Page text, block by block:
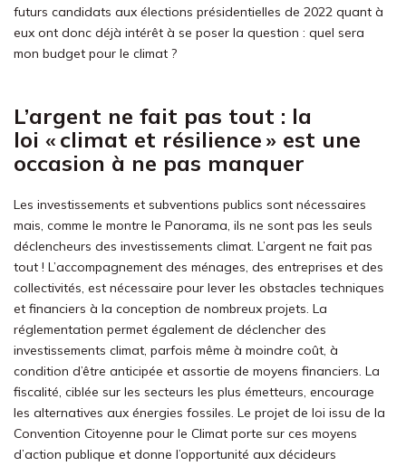
futurs candidats aux élections présidentielles de 2022 quant à
eux ont donc déjà intérêt à se poser la question : quel sera
mon budget pour le climat ?
L’argent ne fait pas tout : la
loi « climat et résilience » est une
occasion à ne pas manquer
Les investissements et subventions publics sont nécessaires
mais, comme le montre le Panorama, ils ne sont pas les seuls
déclencheurs des investissements climat. L’argent ne fait pas
tout ! L’accompagnement des ménages, des entreprises et des
collectivités, est nécessaire pour lever les obstacles techniques
et financiers à la conception de nombreux projets. La
réglementation permet également de déclencher des
investissements climat, parfois même à moindre coût, à
condition d’être anticipée et assortie de moyens financiers. La
fiscalité, ciblée sur les secteurs les plus émetteurs, encourage
les alternatives aux énergies fossiles. Le projet de loi issu de la
Convention Citoyenne pour le Climat porte sur ces moyens
d’action publique et donne l’opportunité aux décideurs